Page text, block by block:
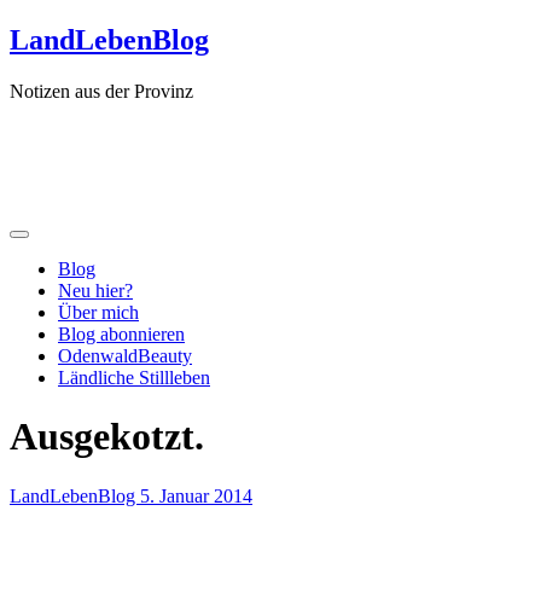
Zum
Inhalt
LandLebenBlog
Notizen aus der Provinz
Blog
Neu hier?
Über mich
Blog abonnieren
OdenwaldBeauty
Ländliche Stillleben
Ausgekotzt.
LandLebenBlog 5. Januar 2014